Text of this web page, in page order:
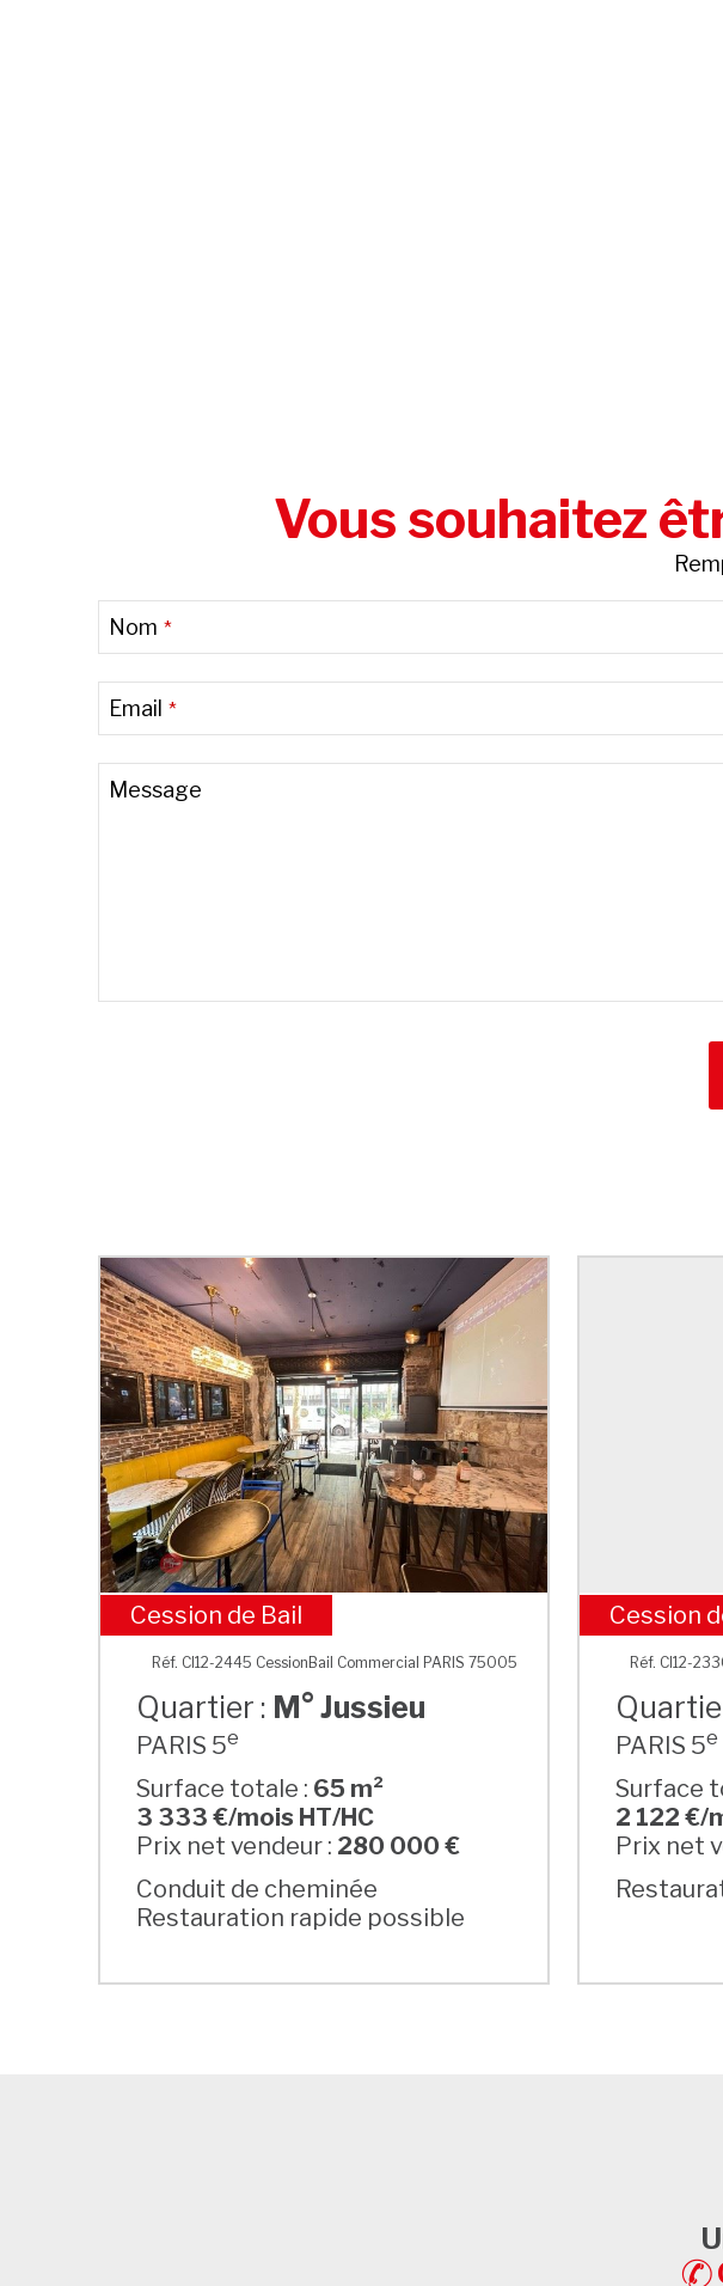
Vous souhaitez
Nom *
Email *
Message
M° Jussieu
Cession de Bail
Réf. CI12-2445 CessionBail Commercial PARIS 75005
Quartier : M° Jussieu
PARIS 5e
Surface totale : 65 m²
3 333 €/mois HT/HC
Prix net vendeur : 280 000 €
Conduit de cheminée
Restauration rapide possible
Cession
Réf. CI12-
PARIS 5e
Surface
2 122 €/
Prix net